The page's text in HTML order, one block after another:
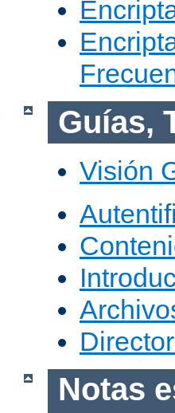
Guías,
Visión
Notas